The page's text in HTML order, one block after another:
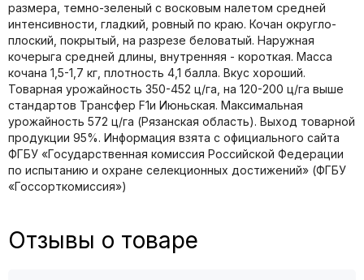
размера, темно-зеленый с восковым налетом средней
интенсивности, гладкий, ровный по краю. Кочан округло-
плоский, покрытый, на разрезе беловатый. Наружная
кочерыга средней длины, внутренняя - короткая. Масса
кочана 1,5-1,7 кг, плотность 4,1 балла. Вкус хороший.
Товарная урожайность 350-452 ц/га, на 120-200 ц/га выше
стандартов Трансфер F1и Июньская. Максимальная
урожайность 572 ц/га (Рязанская область). Выход товарной
продукции 95%. Информация взята с официального сайта
ФГБУ «Государственная комиссия Российской Федерации
по иcпытанию и охране селекционных достижений» (ФГБУ
«Госсорткомиссия»)
Отзывы о товаре